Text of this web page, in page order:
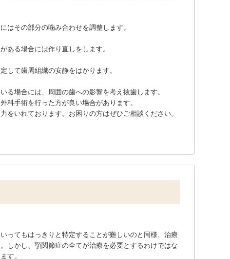
その部分の噛み合わせを調整します。
ある場合には作り直しをします。
して歯周組織の安静をはかります。
場合には、周囲の歯への影響を考え抜歯します。
科手術を行った方が良い場合があります。
いれております。お困りの方はぜひご相談ください。
ってもはっきりと特定することが難しいのと同様、治療
しかし、顎関節症の全てが治療を必要とするわけではな
す。